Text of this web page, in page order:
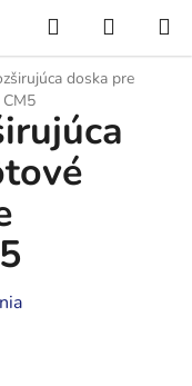
Hľadať
KOŠÍK
doska pre